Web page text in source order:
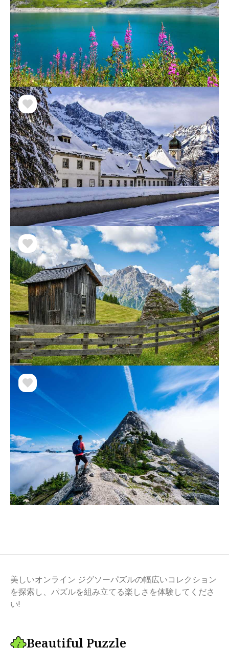
美しいオンライン ジグソーパズルの幅広いコレクション
を探索し、パズルを組み立てる楽しさを体験してくださ
い!
Beautiful Puzzle